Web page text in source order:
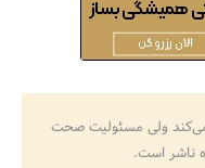
می‌کند ولی مسئولیت صحت
ناشر است.